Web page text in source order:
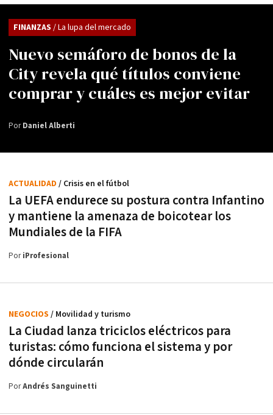
Nuevo semáforo de bonos de la
City revela qué títulos conviene
comprar y cuáles es mejor evitar
FINANZAS / La lupa del mercado
PorDaniel Alberti
La UEFA endurece su postura contra Infantino
y mantiene la amenaza de boicotear los
Mundiales de la FIFA
ACTUALIDAD / Crisis en el fútbol
PoriProfesional
La Ciudad lanza triciclos eléctricos para
turistas: cómo funciona el sistema y por
dónde circularán
NEGOCIOS / Movilidad y turismo
PorAndrés Sanguinetti